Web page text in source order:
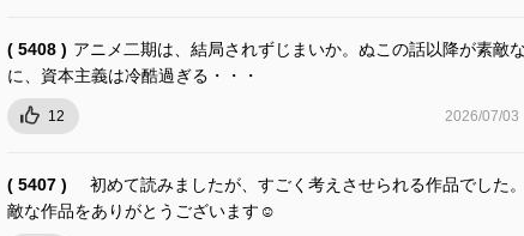
( 5408 ) アニメ二期は、結局されずじまいか。ぬこの話以降が素敵
に、資本主義は冷酷過ぎる・・・
12 2026/07/03
( 5407 )
初めて読みましたが、すごく考えさせられる作品でした
敵な作品をありがとうございます☺️